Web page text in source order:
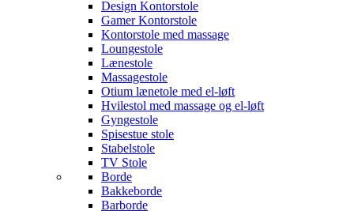
Design Kontorstole
Gamer Kontorstole
Kontorstole med massage
Loungestole
Lænestole
Massagestole
Otium lænetole med el-løft
Hvilestol med massage og el-løft
Gyngestole
Spisestue stole
Stabelstole
TV Stole
Borde
Bakkeborde
Barborde